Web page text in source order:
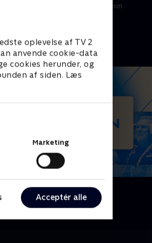
oplevelse af TV 2
anvende cookie-data
cookies herunder, og
af siden. Læs
Marketing
Acceptér alle
5. august 2026 • 4 min
& Magasiner • 1 sæsoner